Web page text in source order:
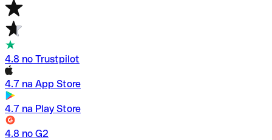
4.8 no Trustpilot
4.7 na App Store
4.7 na Play Store
4.8 no G2